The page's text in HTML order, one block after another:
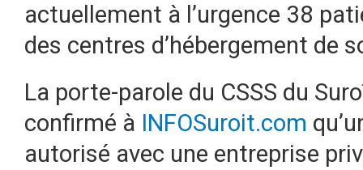
actuellement à l’urgence 38
des centres d’hébergement de
La porte-parole du CSSS du
confirmé à INFOSuroit.com
autorisé avec une entreprise